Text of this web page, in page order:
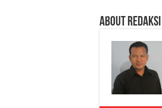
About Redaksi